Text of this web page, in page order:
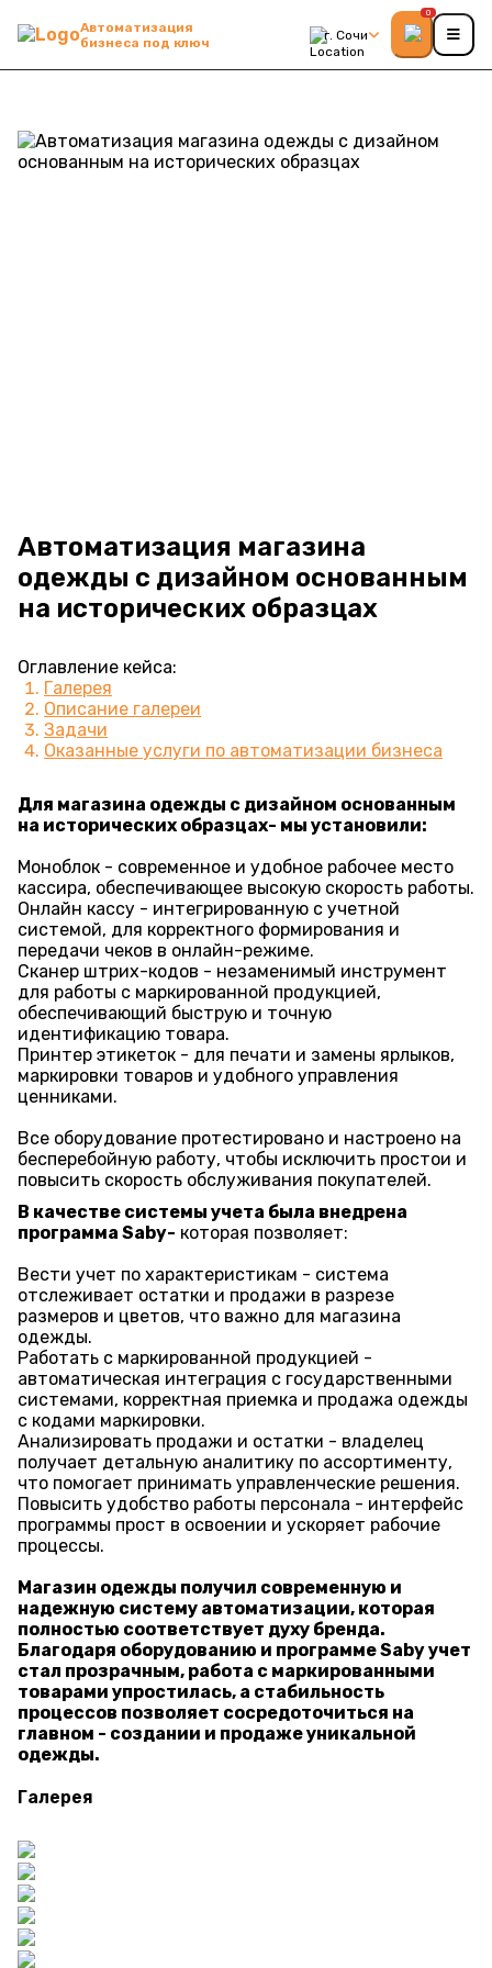
Автоматизация
бизнеса под ключ
г. Сочи
0
Автоматизация магазина
одежды с дизайном основанным
на исторических образцах
Оглавление кейса:
Галерея
Описание галереи
Задачи
Оказанные услуги по автоматизации бизнеса
Для магазина одежды с дизайном основанным
на исторических образцах- мы установили:
Моноблок - современное и удобное рабочее место
кассира, обеспечивающее высокую скорость работы.
Онлайн кассу - интегрированную с учетной
системой, для корректного формирования и
передачи чеков в онлайн-режиме.
Сканер штрих-кодов - незаменимый инструмент
для работы с маркированной продукцией,
обеспечивающий быструю и точную
идентификацию товара.
Принтер этикеток - для печати и замены ярлыков,
маркировки товаров и удобного управления
ценниками.
Все оборудование протестировано и настроено на
бесперебойную работу, чтобы исключить простои и
повысить скорость обслуживания покупателей.
В качестве системы учета была внедрена
программа Saby- которая позволяет:
Вести учет по характеристикам - система
отслеживает остатки и продажи в разрезе
размеров и цветов, что важно для магазина
одежды.
Работать с маркированной продукцией -
автоматическая интеграция с государственными
системами, корректная приемка и продажа одежды
с кодами маркировки.
Анализировать продажи и остатки - владелец
получает детальную аналитику по ассортименту,
что помогает принимать управленческие решения.
Повысить удобство работы персонала - интерфейс
программы прост в освоении и ускоряет рабочие
процессы.
Магазин одежды получил современную и
надежную систему автоматизации, которая
полностью соответствует духу бренда.
Благодаря оборудованию и программе Saby учет
стал прозрачным, работа с маркированными
товарами упростилась, а стабильность
процессов позволяет сосредоточиться на
главном - создании и продаже уникальной
одежды.
Галерея